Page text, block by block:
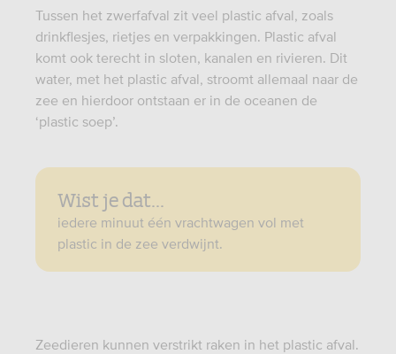
Tussen het zwerfafval zit veel plastic afval, zoals
drinkflesjes, rietjes en verpakkingen. Plastic afval
komt ook terecht in sloten, kanalen en rivieren. Dit
water, met het plastic afval, stroomt allemaal naar de
zee en hierdoor ontstaan er in de oceanen de
‘plastic soep’.
Wist je dat...
iedere minuut één vrachtwagen vol met
plastic in de zee verdwijnt.
Zeedieren kunnen verstrikt raken in het plastic afval.